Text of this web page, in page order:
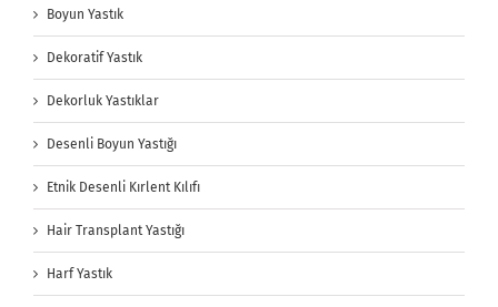
Boyun Yastık
Dekoratif Yastık
Dekorluk Yastıklar
Desenli Boyun Yastığı
Etnik Desenli Kırlent Kılıfı
Hair Transplant Yastığı
Harf Yastık